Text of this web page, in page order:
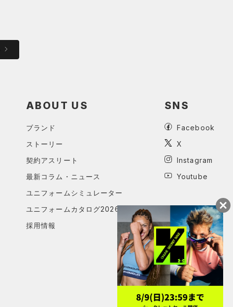
ABOUT US
ブランド
ストーリー
契約アスリート
最新コラム・ニュース
ユニフォームシミュレーター
ユニフォームカタログ2026
採用情報
SNS
Facebook
X
Instagram
Youtube